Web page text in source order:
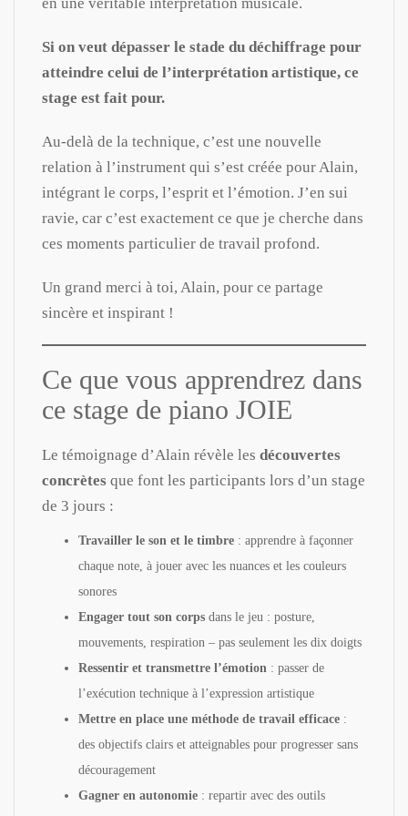
Si on veut dépasser le stade du déchiffrage pour
atteindre celui de l’interprétation artistique, ce
stage est fait pour.
Au-delà de la technique, c’est une nouvelle
relation à l’instrument qui s’est créée pour Alain,
intégrant le corps, l’esprit et l’émotion. J’en sui
ravie, car c’est exactement ce que je cherche dans
ces moments particulier de travail profond.
Un grand merci à toi, Alain, pour ce partage
sincère et inspirant !
Ce que vous apprendrez dans
ce stage de piano JOIE
Le témoignage d’Alain révèle les découvertes
concrètes que font les participants lors d’un stage
de 3 jours :
Travailler le son et le timbre : apprendre à façonner
chaque note, à jouer avec les nuances et les couleurs
sonores
Engager tout son corps dans le jeu : posture,
mouvements, respiration – pas seulement les dix doigts
Ressentir et transmettre l’émotion : passer de
l’exécution technique à l’expression artistique
Mettre en place une méthode de travail efficace :
des objectifs clairs et atteignables pour progresser sans
découragement
Gagner en autonomie : repartir avec des outils